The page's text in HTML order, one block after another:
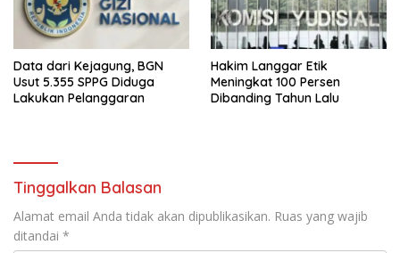
Data dari Kejagung, BGN
Usut 5.355 SPPG Diduga
Lakukan Pelanggaran
Hakim Langgar Etik
Meningkat 100 Persen
Dibanding Tahun Lalu
Tinggalkan Balasan
Alamat email Anda tidak akan dipublikasikan. Ruas yang wajib
ditandai *